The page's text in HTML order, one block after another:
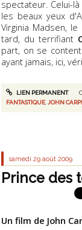
spectateur. Celui-
les beaux yeux
Virginia Madsen,
tard, du terrifiant
part, on se
ayant jamais, ici,
LIEN PERMANENT
FANTASTIQUE ,JOHN
samedi 29 août 2009
Prince des
Un film de John